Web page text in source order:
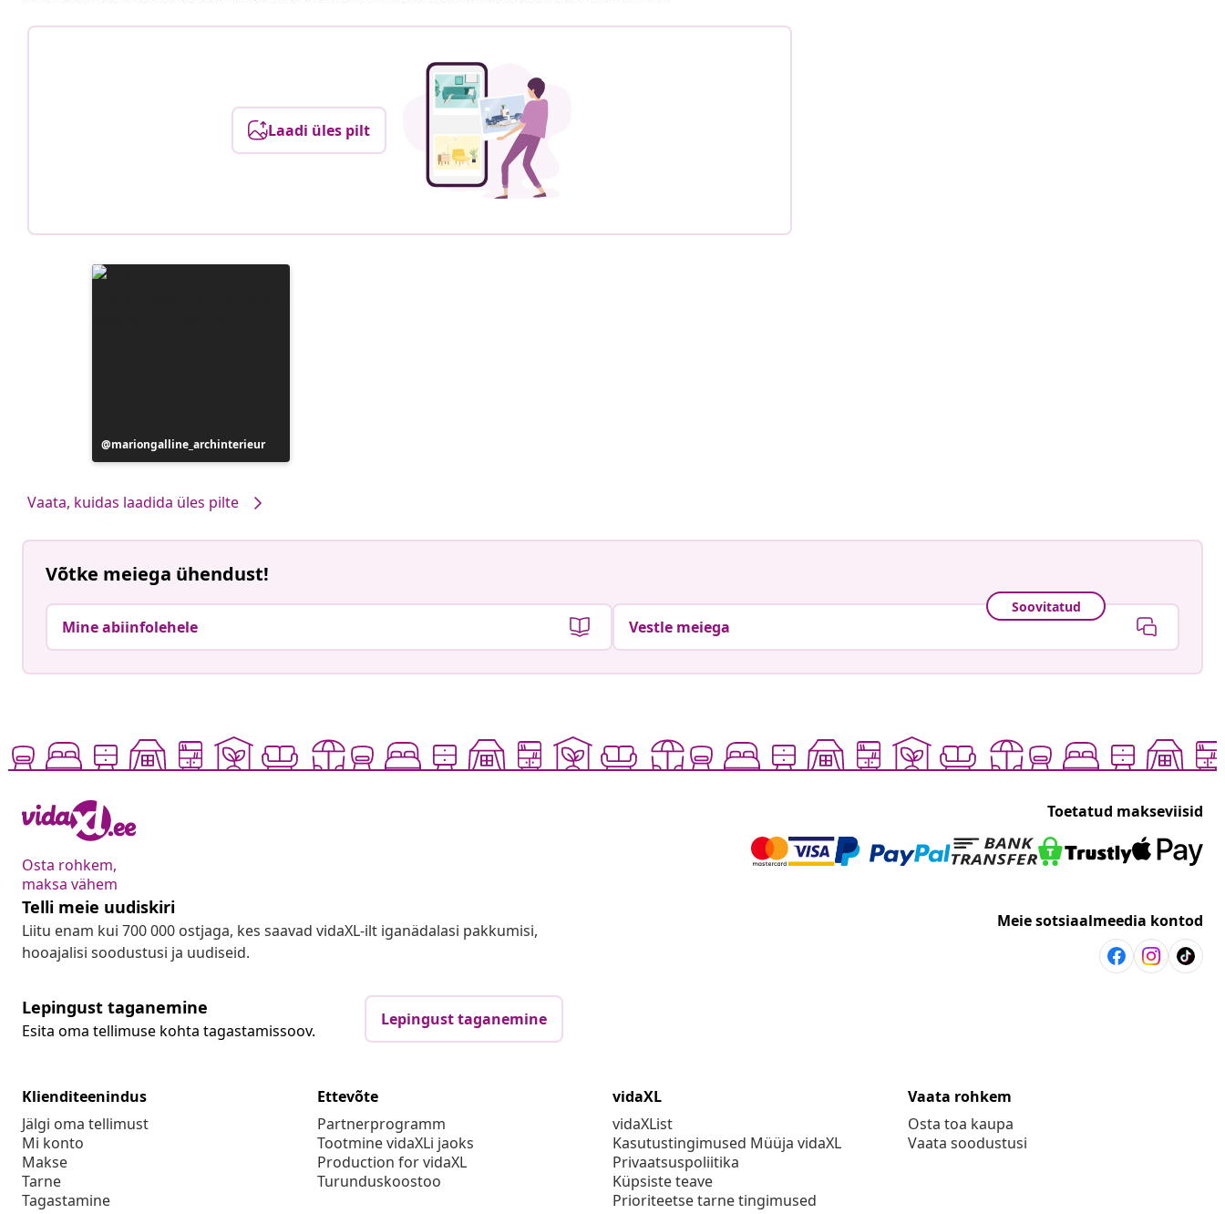
Laadi üles pilt
Postitus
avaldatud
mariongalline_archinterieur
Vaata, kuidas laadida üles pilte
Võtke meiega ühendust!
Mine abiinfolehele
Soovitatud
Vestle meiega
Osta rohkem,
maksa vähem
Toetatud makseviisid
Telli meie uudiskiri
Liitu enam kui 700 000 ostjaga, kes saavad vidaXL-ilt iganädalasi pakkumisi,
hooajalisi soodustusi ja uudiseid.
Meie sotsiaalmeedia kontod
Lepingust taganemine
Esita oma tellimuse kohta tagastamissoov.
Lepingust taganemine
Klienditeenindus
Jälgi oma tellimust
Mi konto
Makse
Tarne
Tagastamine
Ettevõte
Partnerprogramm
Tootmine vidaXLi jaoks
Production for vidaXL
Turunduskoostoo
vidaXL
vidaXList
Kasutustingimused Müüja vidaXL
Privaatsuspoliitika
Küpsiste teave
Prioriteetse tarne tingimused
Vaata rohkem
Osta toa kaupa
Vaata soodustusi